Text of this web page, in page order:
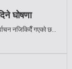
घोषणा
नजिकिदैँ गएको छ...